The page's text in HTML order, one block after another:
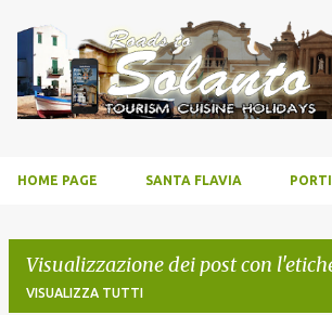
Passa ai contenuti
HOME PAGE SANTA FLAVIA
Visualizzazione dei post con
VISUALIZZA TUTTI